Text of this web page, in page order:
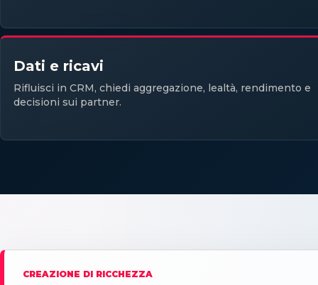
Dati e ricavi
Rifluisci in CRM, chiedi aggregazione, lealtà, rendimento e
decisioni sui partner.
CREAZIONE DI RICCHEZZA